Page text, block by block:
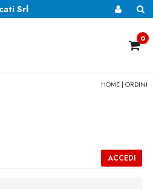
Srl
0
HOME | ORDINI
ACCEDI